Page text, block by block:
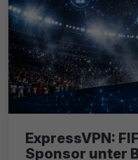
ExpressVPN:
Sponsor unter